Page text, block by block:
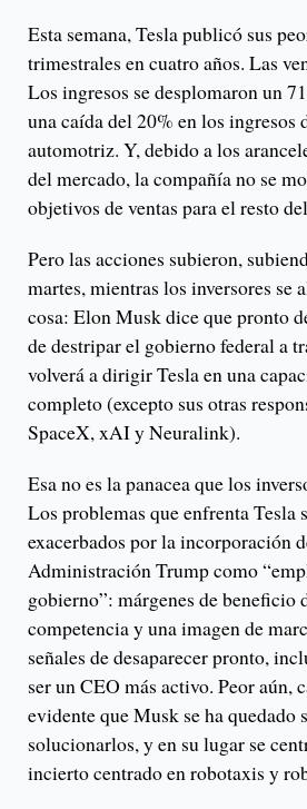
Esta semana, Tesla publicó sus
trimestrales en cuatro años. Las
Los ingresos se desplomaron un
una caída del 20% en los ingresos
automotriz. Y, debido a los
del mercado, la compañía no se
objetivos de ventas para el resto
Pero las acciones subieron,
martes, mientras los inversores se
cosa: Elon Musk dice que pronto
de destripar el gobierno federal a
volverá a dirigir Tesla en una
completo (excepto sus otras
SpaceX, xAI y Neuralink).
Esa no es la panacea que los
Los problemas que enfrenta Tesla
exacerbados por la incorporación
Administración Trump como
gobierno”: márgenes de beneficio
competencia y una imagen de
señales de desaparecer pronto,
ser un CEO más activo. Peor aún,
evidente que Musk se ha quedado
solucionarlos, y en su lugar se
incierto centrado en robotaxis y